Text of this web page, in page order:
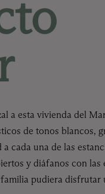
a esta vivienda del
de tonos blancos,
cada una de las
y diáfanos con las
pudiera disfrutar